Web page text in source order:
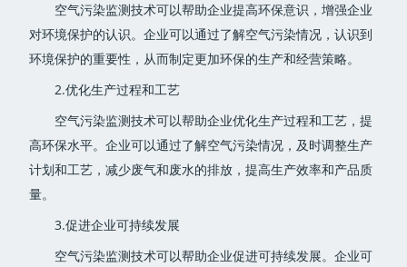
空气污染监测技术可以帮助企业提高环保意识，增强企业
对环境保护的认识。企业可以通过了解空气污染情况，认识到
环境保护的重要性，从而制定更加环保的生产和经营策略。
2.优化生产过程和工艺
空气污染监测技术可以帮助企业优化生产过程和工艺，提
高环保水平。企业可以通过了解空气污染情况，及时调整生产
计划和工艺，减少废气和废水的排放，提高生产效率和产品质
量。
3.促进企业可持续发展
空气污染监测技术可以帮助企业促进可持续发展。企业可